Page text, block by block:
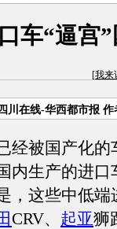
车“逼宫
[我来
川在线-华西都市报 作
被国产化的
内生产的进口
，这些中低端
CRV、 起亚狮